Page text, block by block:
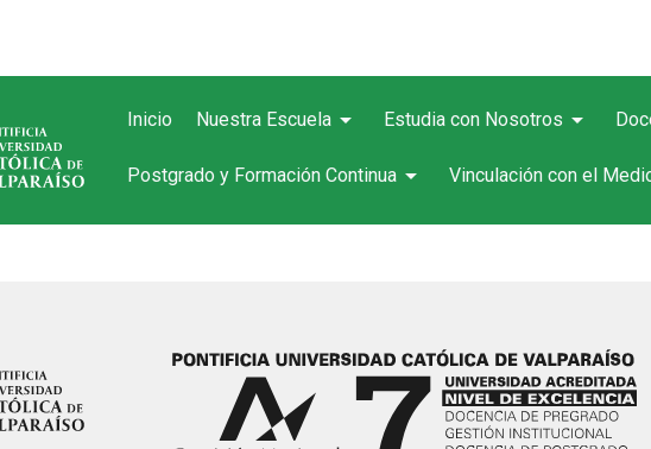
Inicio Nuestra Escuela arrow_drop_down Estudia con Nosotros arrow_drop_down
Postgrado y Formación Continua arrow_drop_down Vinculación con el